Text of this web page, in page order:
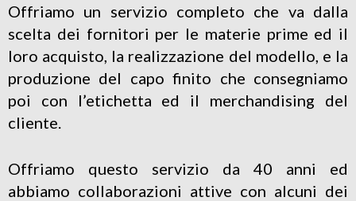
Offriamo un servizio completo che va dalla
scelta dei fornitori per le materie prime ed il
loro acquisto, la realizzazione del modello, e la
produzione del capo finito che consegniamo
poi con l’etichetta ed il merchandising del
cliente.
Offriamo questo servizio da 40 anni ed
abbiamo collaborazioni attive con alcuni dei